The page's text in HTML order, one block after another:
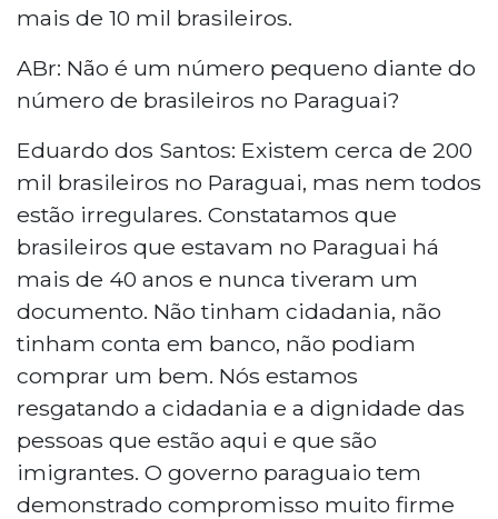
mais de 10 mil brasileiros.
ABr: Não é um número pequeno diante do
número de brasileiros no Paraguai?
Eduardo dos Santos: Existem cerca de 200
mil brasileiros no Paraguai, mas nem todos
estão irregulares. Constatamos que
brasileiros que estavam no Paraguai há
mais de 40 anos e nunca tiveram um
documento. Não tinham cidadania, não
tinham conta em banco, não podiam
comprar um bem. Nós estamos
resgatando a cidadania e a dignidade das
pessoas que estão aqui e que são
imigrantes. O governo paraguaio tem
demonstrado compromisso muito firme